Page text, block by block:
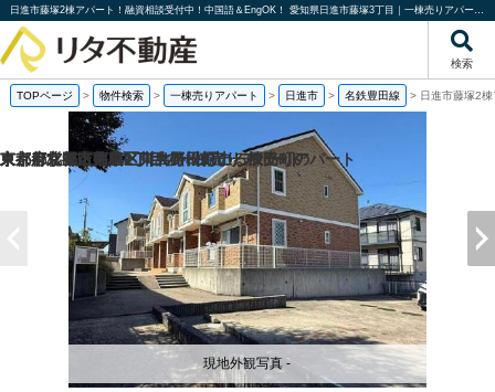
日進市藤塚2棟アパート！融資相談受付中！中国語＆EngOK！ 愛知県日進市藤塚3丁目｜一棟売りアパート｜投資物件や収益物件｜株式会社リタ不動産
検索
TOPページ > 物件検索 > 一棟売りアパート > 日進市 > 名鉄豊田線 > 日進市藤塚2
現地外観写真 -
京都府京都市西京区川島野田町の一棟売りアパート
京都府京都市東山区東大路松原上る辰巳町の
東京都杉並区井草2丁目の一棟売りアパート
東京都北区上中里1丁目の一棟売りアパート